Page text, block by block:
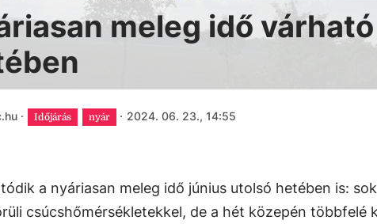
meleg idő
· Időjárás nyár · 2024. 06. 23., 14:55
a nyáriasan meleg idő június utolsó hetében is:
csúcshőmérsékletekkel, de a hét közepén többfelé